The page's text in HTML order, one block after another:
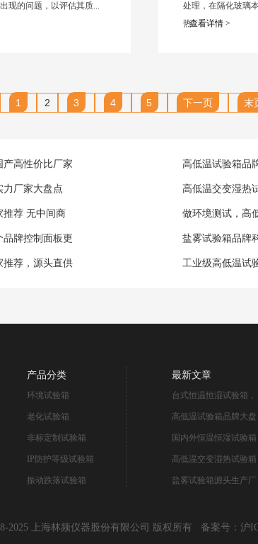
现的问题，以评估其质...
处理，在隔化玻璃
热...查看详情 >
1 2 3 4 5 下一页 末
产高性价比厂家 高低温试验箱品
力厂家大盘点 高低温交变湿热
推荐 无中间商 做环境测试，高
牌控制面板更 盐雾试验箱品牌
推荐，源头直供 工业级高低温试
产品分类
环境试验箱
老化试验箱
非标定制试验箱
IP防护等级试验箱
振动跌落试验箱
最新文章
台式恒温恒湿试验箱，
高低温试验箱品牌大盘
国内外恒温恒湿试验箱
高低温交变湿热试验箱
盐雾试验箱源头生产厂
2025 上海林频仪器股份有限公司 版权所有 备案号：沪